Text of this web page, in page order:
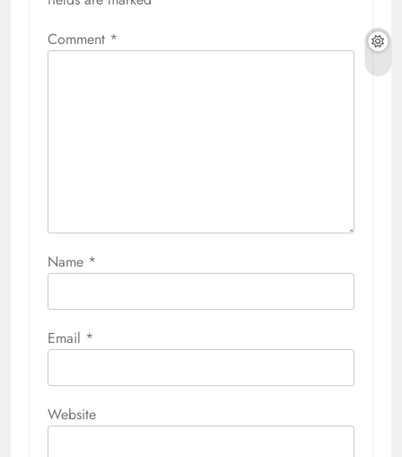
Comment *
Name *
Email *
Website